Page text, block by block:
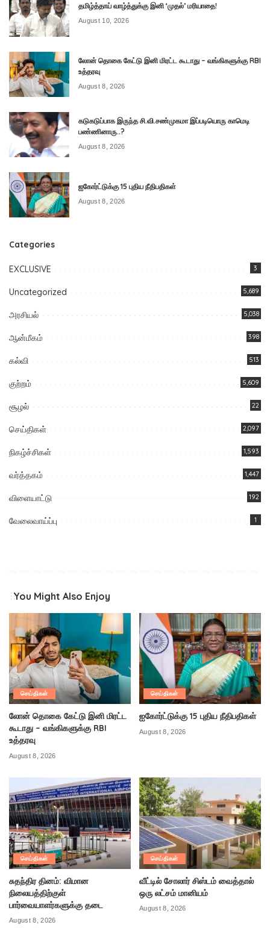
தமிழ்த்தாய் வாழ்த்துக்கு இனி ‘முதல்’ மரியாதை!
August 10, 2026
லோன் தொகை கேட்டு இனி மிரட்ட கூடாது – வங்கிகளுக்கு RBI
உத்தரவு
August 8, 2026
கடுகடுப்பாக இருந்த சி.வி.சண்முகமா இப்படியொரு காமெடி
பண்ணினாரு..?
August 8, 2026
ஐகோர்ட்டுக்கு 15 புதிய நீதிபதிகள்
August 8, 2026
Categories
EXCLUSIVE 3
Uncategorized 5,689
அரசியல் 5,038
ஆன்மீகம் 398
கல்வி 513
குற்றம் 5,609
சூழல் 22
செய்திகள் 2,097
நிகழ்ச்சிகள் 1,593
வர்த்தகம் 1,447
விளையாட்டு 192
வேலைவாய்ப்பு 1
You Might Also Enjoy
செய்திகள்
லோன் தொகை கேட்டு இனி மிரட்ட
கூடாது – வங்கிகளுக்கு RBI
உத்தரவு
August 8, 2026
செய்திகள்
ஐகோர்ட்டுக்கு 15 புதிய நீதிபதிகள்
August 8, 2026
செய்திகள்
சுதந்திர தினம்: விமான
நிலையத்திற்குள்
பார்வையாளர்களுக்கு தடை
August 8, 2026
செய்திகள்
வீட்டில் சோலார் சிஸ்டம் வைத்தால்
ஒரு லட்சம் மானியம்
August 8, 2026